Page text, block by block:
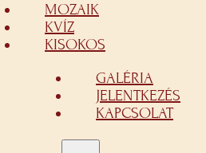
MOZAIK
KVÍZ
KISOKOS
GALÉRIA
JELENTKEZÉS
KAPCSOLAT